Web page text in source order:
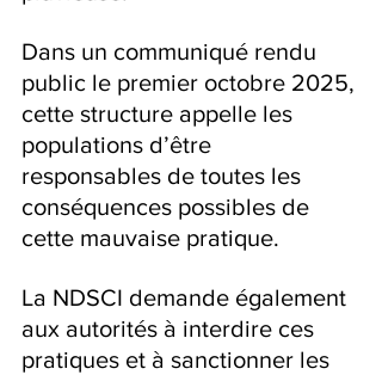
Dans un communiqué rendu
public le premier octobre 2025,
cette structure appelle les
populations d’être
responsables de toutes les
conséquences possibles de
cette mauvaise pratique.
La NDSCI demande également
aux autorités à interdire ces
pratiques et à sanctionner les